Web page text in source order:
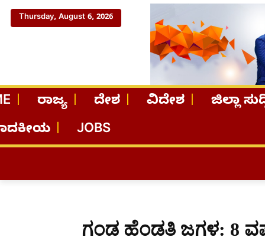
Thursday, August 6, 2026
ರಾಜ್ಯ ದೇಶ ವಿದೇಶ ಜಿಲ್ಲಾ
JOBS
ಗಂಡ ಹೆಂಡತಿ ಜಗಳ: 8